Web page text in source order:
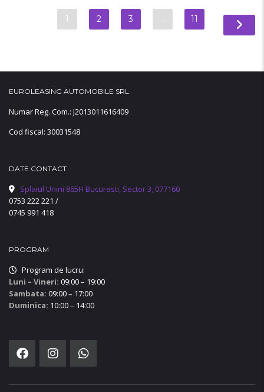
1 2 3 … 11
EUROLEASING AUTOMOBILE SRL
Numar Reg. Com.: J2013011616409
Cod fiscal: 30031548
DATE CONTACT
Splaiul Unirii 865H Bucuresti, Sector 3, 077160
0753 222 221 /
0745 991 418
PROGRAM
Program de lucru:
Luni – Vineri: 09:00 – 19:00
Sambata: 09:00 – 17:00
Duminica: 10:00 – 14:00